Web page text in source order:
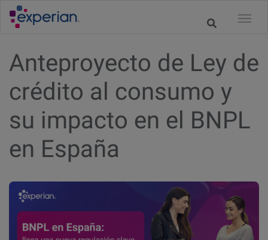
Anteproyecto de Ley de
crédito al consumo y
su impacto en el BNPL
en España